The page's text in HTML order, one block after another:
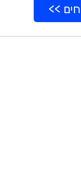
>>